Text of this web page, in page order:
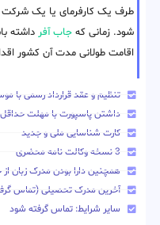
طرف یک کارفرمای یا یک شرکت
شود. زمانی که جاب آفر داشته
اقامت طولانی مدت آن کشور
تنظیم و عقد قرارداد رسمی با
داشتن پاسپورت با مهلت حداقل 6 ماهه تا پایان انقضا
کارت شناسایی ملی و جدید
3 نسخه وکالت نامه محضری
همچنین دارا بودن مدرک زبان
آخرین مدرک تحصیلی (تماس
سایر شرایط: تماس گرفته شود